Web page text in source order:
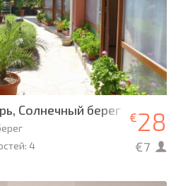
Солнечный берег
4
€28
€7